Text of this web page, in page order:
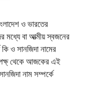
ও ভারতের
বা আত্মীয় স্বজনের
ও সানজিদা নামের
পক্ষ্ থেকে আজকের এই
নাম সম্পর্কে